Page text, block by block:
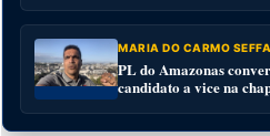
MARIA DO CARMO
PL do Amazonas
candidato a vice na